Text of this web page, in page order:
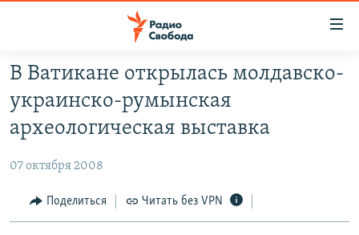
упрощенного
доступа
основному
Вернутся
ПОДКАСТЫ
АВТОРСКИЕ ПРОЕКТЫ
ЦИТАТЫ СВОБОДЫ
МНЕНИЯ
В Ватикане открылась молдавско-
украинско-румынская
археологическая выставка
07 октября 2008
Поделиться Читать без VPN